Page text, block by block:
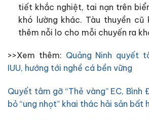
tiết khắc nghiệt, tai nạn trên
khó lường khác. Tàu thuyền
thêm nỗi lo cho mỗi chuyến ra
>>Xem thêm: Quảng Ninh quyết
IUU, hướng tới nghề cá bền vững
Quyết tâm gỡ “Thẻ vàng” EC,
bỏ “ung nhọt” khai thác hải sản bất